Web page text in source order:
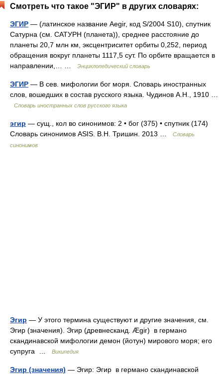
Смотреть что такое "ЭГИР" в других словарях:
ЭГИР — (латинское название Aegir, код S/2004 S10), спутник
Сатурна (см. САТУРН (планета)), среднее расстояние до
планеты 20,7 млн км, эксцентриситет орбиты 0,252, период
обращения вокруг планеты 1117,5 сут. По орбите вращается в
направлении,… …
Энциклопедический словарь
ЭГИР — В сев. мифологии бог моря. Словарь иностранных
слов, вошедших в состав русского языка. Чудинов А.Н., 1910 …
Словарь иностранных слов русского языка
эгир — сущ., кол во синонимов: 2 • бог (375) • спутник (174)
Словарь синонимов ASIS. В.Н. Тришин. 2013 …
Словарь
синонимов
Эгир — У этого термина существуют и другие значения, см.
Эгир (значения). Эгир (древнесканд. Ægir) в германо
скандинавской мифологии демон (йотун) мирового моря; его
супруга …
Википедия
Эгир (значения) — Эгир: Эгир в германо скандинавской